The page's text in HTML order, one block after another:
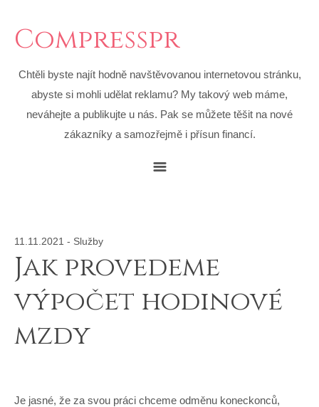
Compresspr
Chtěli byste najít hodně navštěvovanou internetovou stránku,
abyste si mohli udělat reklamu? My takový web máme,
neváhejte a publikujte u nás. Pak se můžete těšit na nové
zákazníky a samozřejmě i přísun financí.
11.11.2021 - Služby
Jak provedeme
výpočet hodinové
mzdy
Je jasné, že za svou práci chceme odměnu koneckonců,